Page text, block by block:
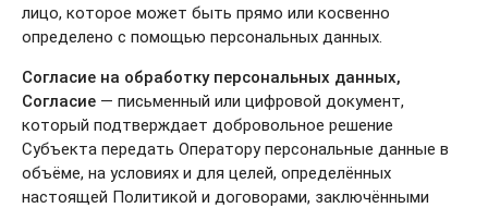
лицо, которое может быть прямо или косвенно
определено с помощью персональных данных.
Согласие на обработку персональных данных,
Согласие — письменный или цифровой документ,
который подтверждает добровольное решение
Субъекта передать Оператору персональные данные в
объёме, на условиях и для целей, определённых
настоящей Политикой и договорами, заключёнными